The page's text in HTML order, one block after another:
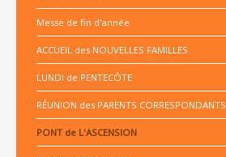
Messe de fin d'année
ACCUEIL des NOUVELLES FAMILLES
LUNDI de PENTECÔTE
RÉUNION des PARENTS CORRESPONDANTS
PONT de L'ASCENSION